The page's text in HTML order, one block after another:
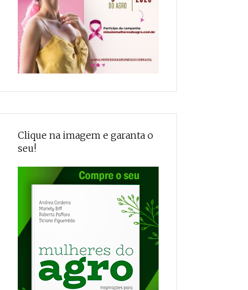
Clique na imagem e garanta o
seu!